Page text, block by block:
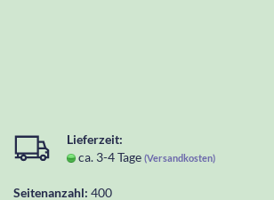
Lieferzeit:
ca. 3-4 Tage (Versandkosten)
Seitenanzahl: 400